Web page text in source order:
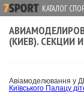
КАТАЛОГ
(КИЕВ). СЕКЦИИ
Авіамоделювання у
Київського Палацу